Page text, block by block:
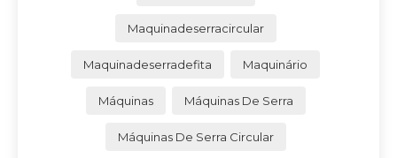
Maquinadeserracircular
Maquinadeserradefita Maquinário
Máquinas Máquinas De Serra
Máquinas De Serra Circular